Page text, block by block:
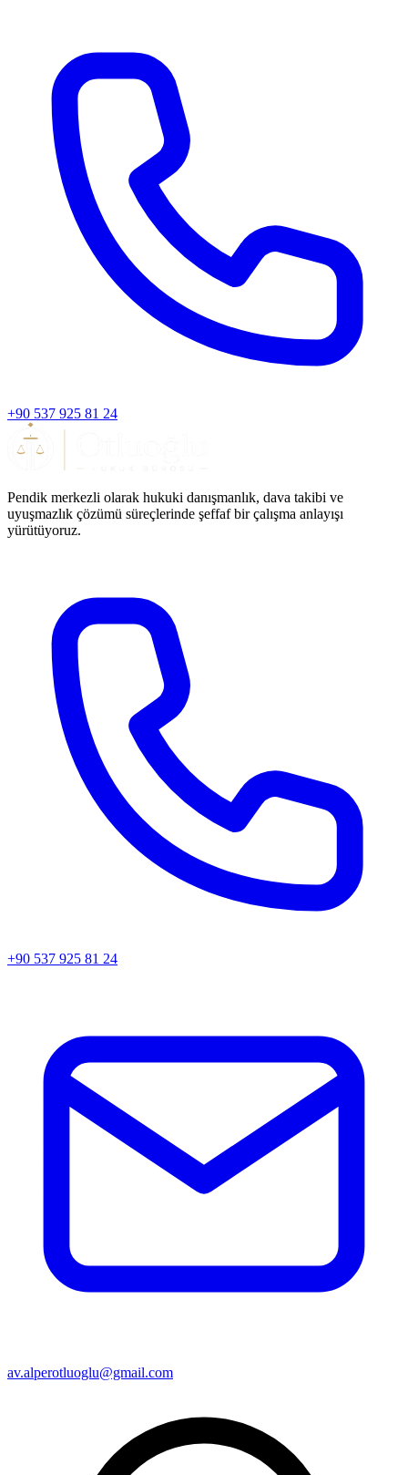
+90 537 925 81 24
Pendik merkezli olarak hukuki danışmanlık, dava takibi ve
uyuşmazlık çözümü süreçlerinde şeffaf bir çalışma anlayışı
yürütüyoruz.
+90 537 925 81 24
av.alperotluoglu@gmail.com